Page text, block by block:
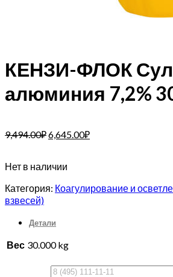
КЕНЗИ-ФЛОК
алюминия 7,2%
9,494.00₽6,645.00₽
Нет в наличии
Категория: Коагулирование и
взвесей)
Детали
Вес 30.000 kg